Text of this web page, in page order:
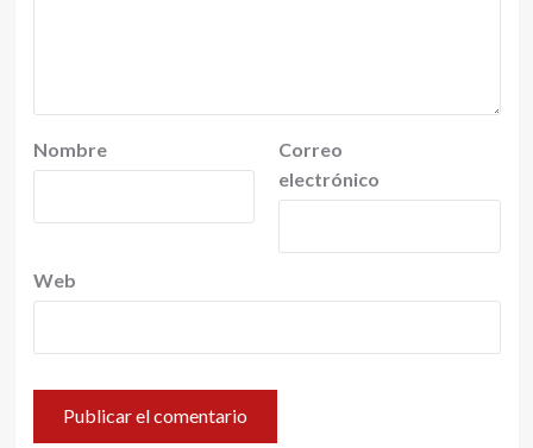
Nombre
Correo
electrónico
Web